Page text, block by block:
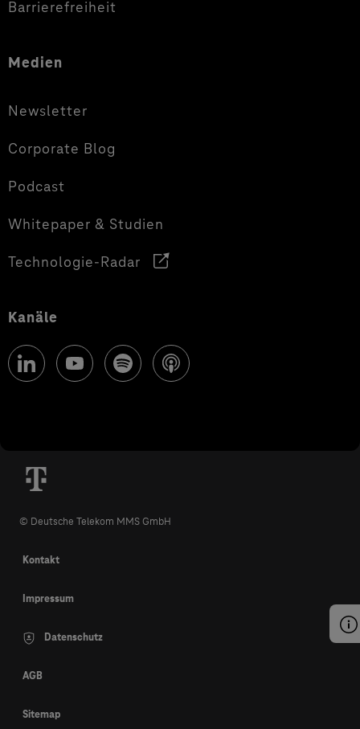
Barrierefreiheit
Medien
Newsletter
Corporate Blog
Podcast
Whitepaper & Studien
Technologie-Radar
Kanäle
© Deutsche Telekom MMS GmbH
Kontakt
Impressum
Datenschutz
AGB
Sitemap